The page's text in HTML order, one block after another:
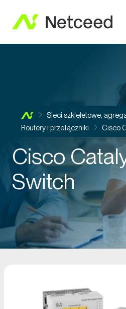
Sieci szkieletowe,
Routery i przełączniki
Cisco
Cisco
Switch